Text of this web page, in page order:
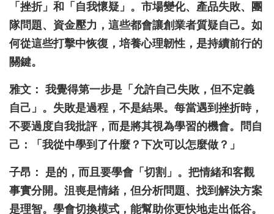
「挫折」和「自我懷疑」。市場變化、產品失敗、團
隊問題、資金壓力，這些都會讓創業者質疑自己。如
何從這些打擊中恢復，培養心理韌性，是持續前行的
關鍵。
雅文： 我覺得第一步是「允許自己失敗，但不定義
自己」。失敗是過程，不是結果。每當遇到挫折時，
不要過度自我批評，而是將其視為學習的機會。問自
己：「我從中學到了什麼？下次可以怎麼做？」
子昂： 是的，而且要學會「切割」。把情緒和客觀
事實分開。沮喪是情緒，但分析問題、找到解決方案
是理智。學會切換模式，能幫助你更快地走出低谷。